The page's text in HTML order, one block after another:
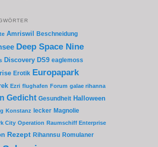
Amriswil Beschneidung
Deep Space Nine
Discovery DS9 eaglemoss
Erotik Europapark
Ezri flughafen Forum galae rihanna
Gedicht Gesundheit Halloween
Konstanz lecker Magnolie
City Operation Raumschiff Enterprise
Rezept Rihannsu Romulaner